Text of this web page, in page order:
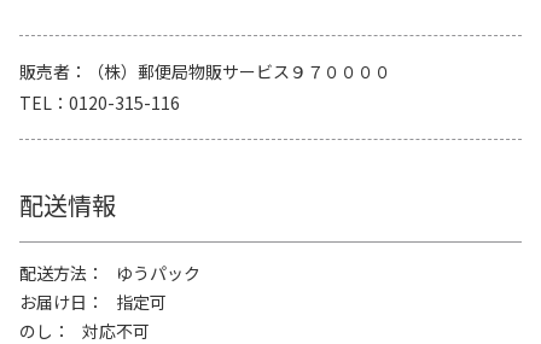
販売者
（株）郵便局物販サービス９７００００
TEL
0120-315-116
配送情報
配送方法
ゆうパック
お届け日
指定可
のし
対応不可